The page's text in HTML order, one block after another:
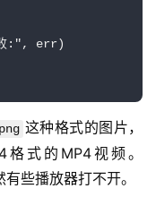
:", err)
这种格式的图片，
式的MP4视频。
些播放器打不开。